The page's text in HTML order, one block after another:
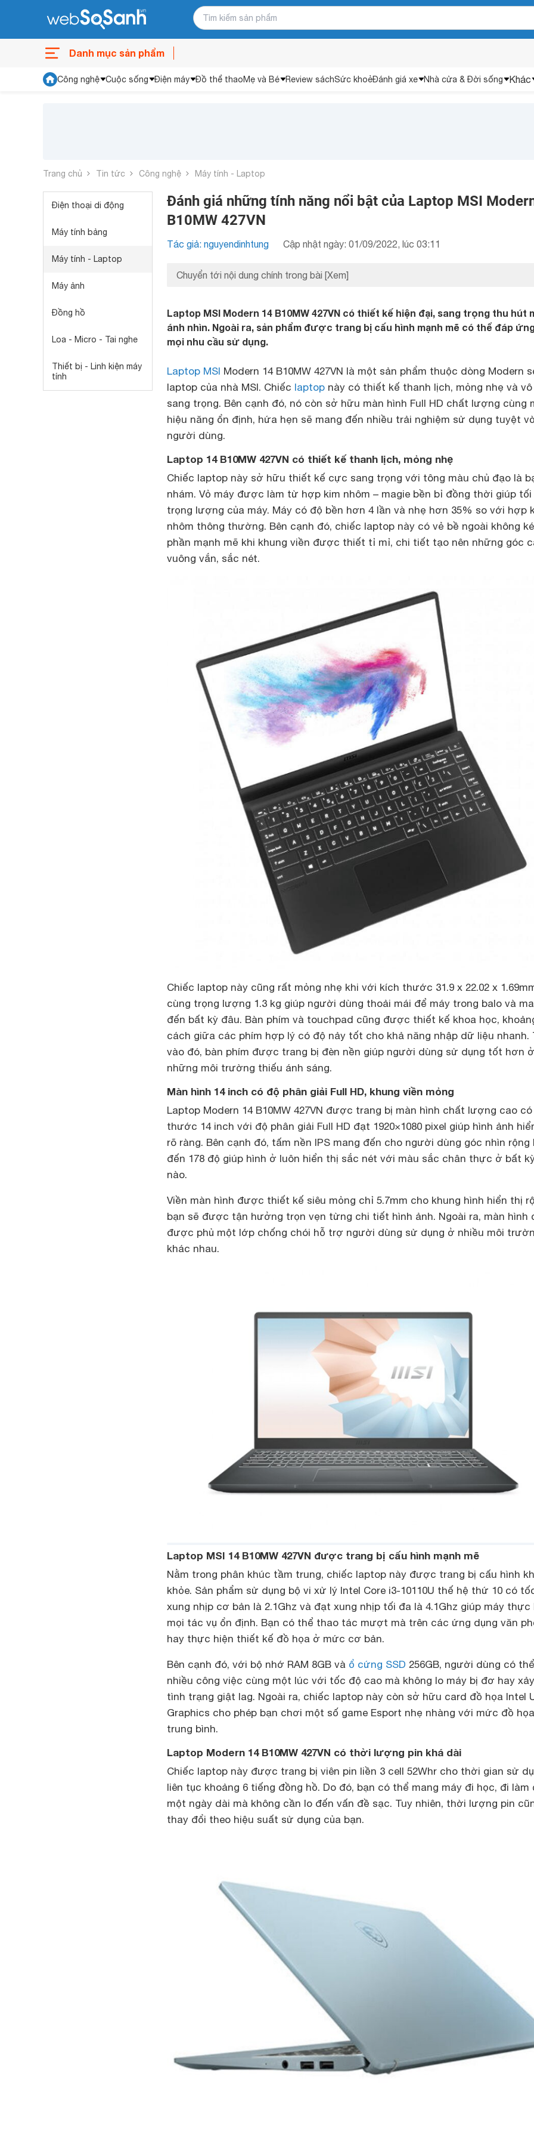
Danh mục sản phẩm
Công nghệ Cuộc sống Điện máy Đồ thể thaoMẹ và Bé Review sáchSức khoẻĐánh giá xe Nhà cửa & Đời sống Khác
Trang chủ Tin tức Công nghệ Máy tính - Laptop
Điện thoại di động
Máy tính bảng
Máy tính - Laptop
Máy ảnh
Đồng hồ
Loa - Micro - Tai nghe
Thiết bị - Linh kiện máy
tính
Đánh giá những tính năng nổi bật của Laptop MSI
B10MW 427VN
Tác giả: nguyendinhtung Cập nhật ngày: 01/09/2022, lúc 03:11
Chuyển tới nội dung chính trong bài [Xem]
Laptop MSI Modern 14 B10MW 427VN có thiết kế hiện đại, sang trọng thu hút
ánh nhìn. Ngoài ra, sản phẩm được trang bị cấu hình mạnh mẽ có thể đáp
mọi nhu cầu sử dụng.
Laptop MSI Modern 14 B10MW 427VN là một sản phẩm thuộc dòng Modern
laptop của nhà MSI. Chiếc laptop này có thiết kế thanh lịch, mỏng nhẹ và
sang trọng. Bên cạnh đó, nó còn sở hữu màn hình Full HD chất lượng cùng
hiệu năng ổn định, hứa hẹn sẽ mang đến nhiều trải nghiệm sử dụng tuyệt
người dùng.
Laptop 14 B10MW 427VN có thiết kế thanh lịch, mỏng nhẹ
Chiếc laptop này sở hữu thiết kế cực sang trọng với tông màu chủ đạo là
nhám. Vỏ máy được làm từ hợp kim nhôm – magie bền bỉ đồng thời giúp
trọng lượng của máy. Máy có độ bền hơn 4 lần và nhẹ hơn 35% so với hợp
nhôm thông thường. Bên cạnh đó, chiếc laptop này có vẻ bề ngoài không
phần mạnh mẽ khi khung viền được thiết tỉ mỉ, chi tiết tạo nên những góc
vuông vắn, sắc nét.
Chiếc laptop này cũng rất mỏng nhẹ khi với kích thước 31.9 x 22.02 x
cùng trọng lượng 1.3 kg giúp người dùng thoải mái để máy trong balo và
đến bất kỳ đâu. Bàn phím và touchpad cũng được thiết kế khoa học,
cách giữa các phím hợp lý có độ nảy tốt cho khả năng nhập dữ liệu nhanh.
vào đó, bàn phím được trang bị đèn nền giúp người dùng sử dụng tốt hơn ở
những môi trường thiếu ánh sáng.
Màn hình 14 inch có độ phân giải Full HD, khung viền mỏng
Laptop Modern 14 B10MW 427VN được trang bị màn hình chất lượng cao
thước 14 inch với độ phân giải Full HD đạt 1920×1080 pixel giúp hình ảnh
rõ ràng. Bên cạnh đó, tấm nền IPS mang đến cho người dùng góc nhìn rộng
đến 178 độ giúp hình ở luôn hiển thị sắc nét với màu sắc chân thực ở bất
nào.
Viền màn hình được thiết kế siêu mỏng chỉ 5.7mm cho khung hình hiển thị
bạn sẽ được tận hưởng trọn vẹn từng chi tiết hình ảnh. Ngoài ra, màn hình
được phủ một lớp chống chói hỗ trợ người dùng sử dụng ở nhiều môi
khác nhau.
Laptop MSI 14 B10MW 427VN được trang bị cấu hình mạnh mẽ
Nằm trong phân khúc tầm trung, chiếc laptop này được trang bị cấu hình
khỏe. Sản phẩm sử dụng bộ vi xử lý Intel Core i3-10110U thế hệ thứ 10 có
xung nhịp cơ bản là 2.1Ghz và đạt xung nhịp tối đa là 4.1Ghz giúp máy thực
mọi tác vụ ổn định. Bạn có thể thao tác mượt mà trên các ứng dụng văn
hay thực hiện thiết kế đồ họa ở mức cơ bản.
Bên cạnh đó, với bộ nhớ RAM 8GB và ổ cứng SSD 256GB, người dùng có
nhiều công việc cùng một lúc với tốc độ cao mà không lo máy bị đơ hay
tình trạng giật lag. Ngoài ra, chiếc laptop này còn sở hữu card đồ họa Intel
Graphics cho phép bạn chơi một số game Esport nhẹ nhàng với mức đồ họa
trung bình.
Laptop Modern 14 B10MW 427VN có thời lượng pin khá dài
Chiếc laptop này được trang bị viên pin liền 3 cell 52Whr cho thời gian sử
liên tục khoảng 6 tiếng đồng hồ. Do đó, bạn có thể mang máy đi học, đi làm
một ngày dài mà không cần lo đến vấn đề sạc. Tuy nhiên, thời lượng pin
thay đổi theo hiệu suất sử dụng của bạn.